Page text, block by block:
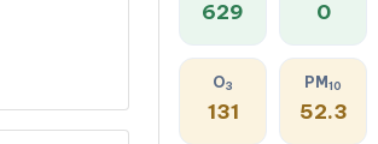
629 0
O3
131
PM10
52.3